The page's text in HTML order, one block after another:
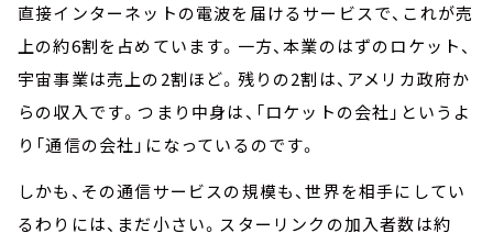
直接インターネットの電波を届けるサービスで、これが売
上の約6割を占めています。一方、本業のはずのロケット、
宇宙事業は売上の2割ほど。残りの2割は、アメリカ政府か
らの収入です。つまり中身は、「ロケットの会社」というよ
り「通信の会社」になっているのです。
しかも、その通信サービスの規模も、世界を相手にしてい
るわりには、まだ小さい。スターリンクの加入者数は約